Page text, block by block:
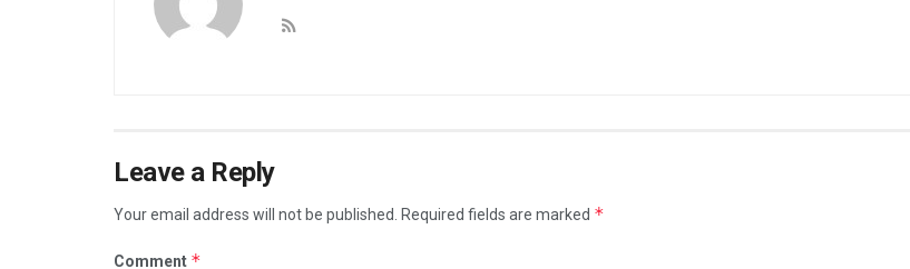
Leave a Reply
Your email address will not be published. Required fields are marked *
Comment *